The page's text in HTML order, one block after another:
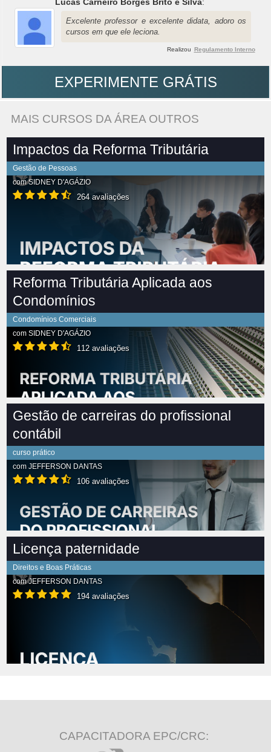
Excelente professor e excelente didata, adoro os
cursos em que ele leciona.
Realizou Regulamento Interno
EXPERIMENTE GRÁTIS
MAIS CURSOS DA ÁREA OUTROS
Impactos da Reforma Tributária
Gestão de Pessoas
comSIDNEY D'AGÁZIO
264 avaliações
Reforma Tributária Aplicada aos
Condomínios
Condomínios Comerciais
com SIDNEY D'AGÁZIO
112 avaliações
Gestão de carreiras do profissional
contábil
curso prático
com JEFFERSON DANTAS
106 avaliações
Licença paternidade
Direitos e Boas Práticas
comJEFFERSON DANTAS
194 avaliações
CAPACITADORA EPC/CRC: